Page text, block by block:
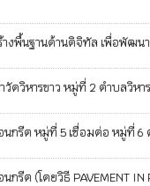
งพื้นฐานด้านดิจิทัล เพื่อพัฒ
ดวิหารขาว หมู่ที่ 2 ตำบลวิห
รีต หมู่ที่ 5 เชื่อมต่อ หมู่ที่ 6
ต (โดยวิธี PAVEMENT